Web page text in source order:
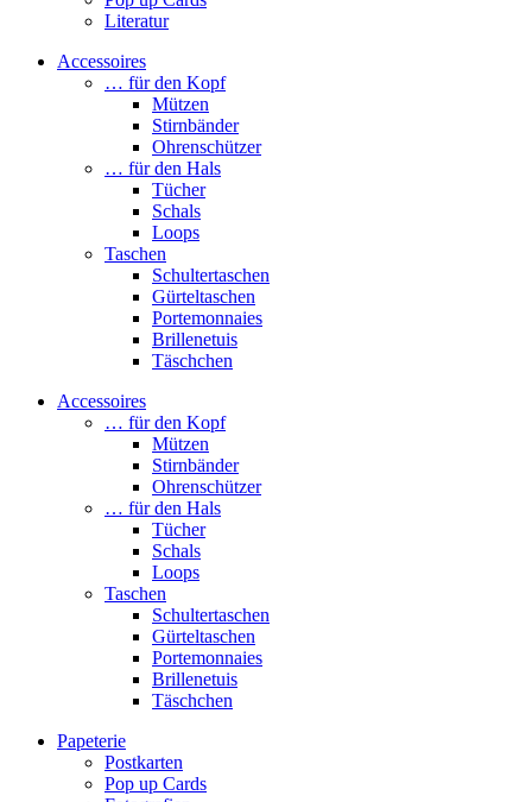
Literatur
Accessoires
… für den Kopf
Mützen
Stirnbänder
Ohrenschützer
… für den Hals
Tücher
Schals
Loops
Taschen
Schultertaschen
Gürteltaschen
Portemonnaies
Brillenetuis
Täschchen
Accessoires
… für den Kopf
Mützen
Stirnbänder
Ohrenschützer
… für den Hals
Tücher
Schals
Loops
Taschen
Schultertaschen
Gürteltaschen
Portemonnaies
Brillenetuis
Täschchen
Papeterie
Postkarten
Pop up Cards